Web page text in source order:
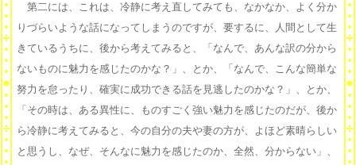
第二には、これは、冷静に考え直してみても、なかなか、よく分か
りづらいような話になってしまうのですが、要するに、人間として生
きているうちに、後から考えてみると、「なんで、あんな訳の分から
ないものに魅力を感じたのかな？」、とか、「なんで、こんな簡単な
努力を怠ったり、確実に成功できる話を見逃したのかな？」、とか、
「その時は、ある異性に、ものすごく強い魅力を感じたのだが、後か
ら冷静に考えてみると、今の自分の夫や妻の方が、よほど素晴らしい
と思うし、なぜ、そんなに魅力を感じたのか、全然、分からない」、